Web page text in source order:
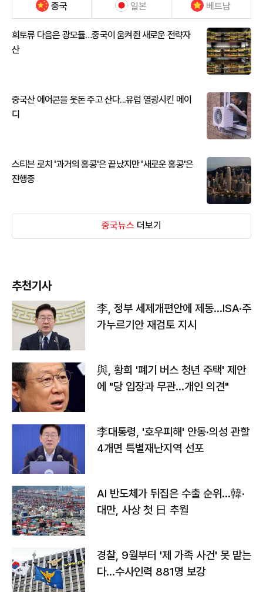
중국 일본 베트남
희토류 다음은 광모듈…중국이 움켜쥔 새로운 전략자
산
중국산 에어콘을 웃돈 주고 산다...유럽 열광시킨 메이
디
스티븐 로치 '과거의 홍콩'은 끝났지만 '새로운 홍콩'은
진행중
중국뉴스 더보기
추천기사
李, 정부 세제개편안에 제동…ISA·주
가누르기안 재검토 지시
與, 황희 '폐기 버스 청년 주택' 제안
에 "당 입장과 무관…개인 의견"
李대통령, '호우피해' 안동·의성 관할
4개면 특별재난지역 선포
AI 반도체가 뒤집은 수출 순위…韓·
대만, 사상 첫 日 추월
경찰, 9월부터 '제 가족 사건' 못 맡는
다…수사인력 881명 보강